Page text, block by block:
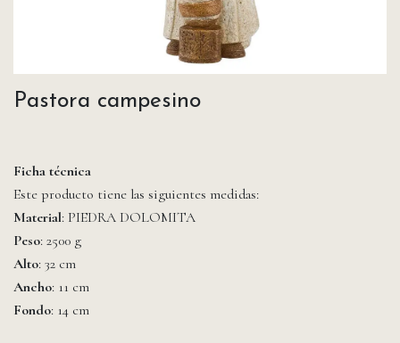
Pastora campesino
Ficha técnica
Este producto tiene las siguientes medidas:
Material: PIEDRA DOLOMITA
Peso: 2500 g
Alto: 32 cm
Ancho: 11 cm
Fondo: 14 cm